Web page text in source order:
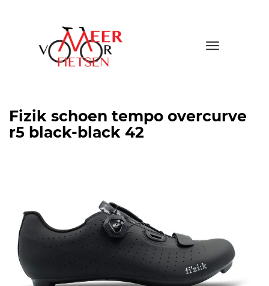
Toggle
Fizik schoen tempo overcurve
r5 black-black 42